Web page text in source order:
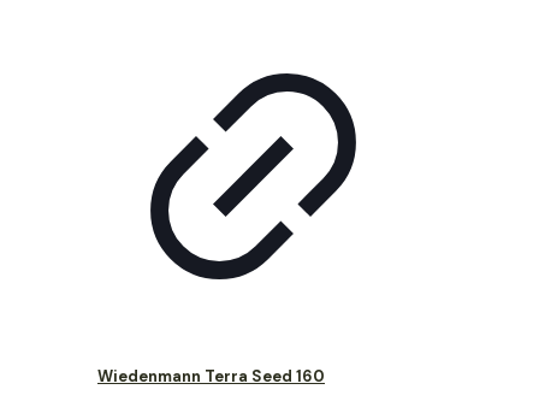
Wiedenmann Terra Seed 160